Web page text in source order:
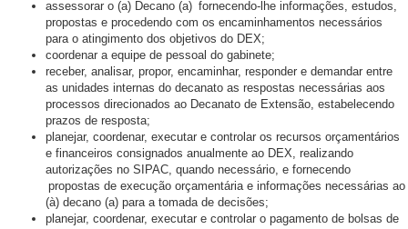
assessorar o (a) Decano (a) fornecendo-lhe informações, estudos,
propostas e procedendo com os encaminhamentos necessários
para o atingimento dos objetivos do DEX;
coordenar a equipe de pessoal do gabinete;
receber, analisar, propor, encaminhar, responder e demandar entre
as unidades internas do decanato as respostas necessárias aos
processos direcionados ao Decanato de Extensão, estabelecendo
prazos de resposta;
planejar, coordenar, executar e controlar os recursos orçamentários
e financeiros consignados anualmente ao DEX, realizando
autorizações no SIPAC, quando necessário, e fornecendo
propostas de execução orçamentária e informações necessárias ao
(à) decano (a) para a tomada de decisões;
planejar, coordenar, executar e controlar o pagamento de bolsas de